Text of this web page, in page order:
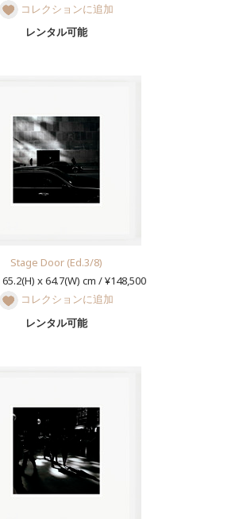
コレクションに追加
レンタル可能
Stage Door (Ed.3/8)
65.2(H) x 64.7(W) cm / ¥148,500
コレクションに追加
レンタル可能